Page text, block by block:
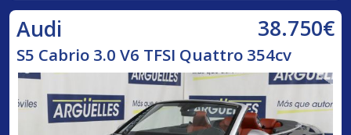
Audi 38.750€
S5 Cabrio 3.0 V6 TFSI Quattro 354cv